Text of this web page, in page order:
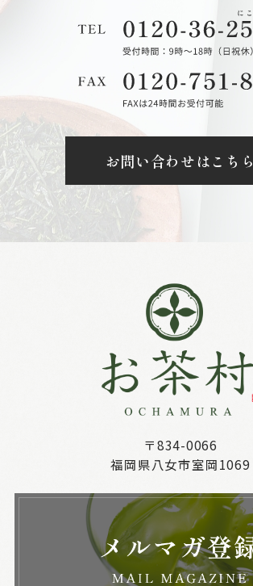
お問い合わせはこちら
〒834-0066
福岡県八女市室岡1069